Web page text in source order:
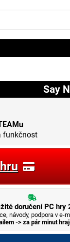
Say
funkčnost
doručení PC hry
návody, podpora v e-
-> za pár minut